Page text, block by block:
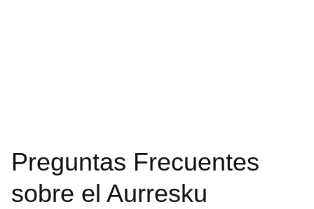
Preguntas Frecuentes
sobre el Aurresku